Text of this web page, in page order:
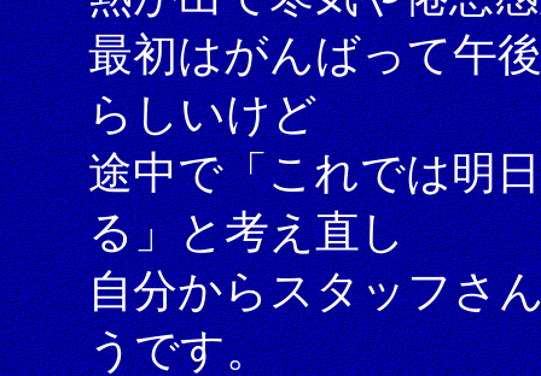
最初はがんばって午
らしいけど
途中で「これでは明
る」と考え直し
自分からスタッフさ
うです。